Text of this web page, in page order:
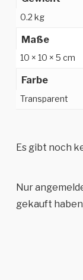
0.2 kg
Maße
10 × 10 × 5 cm
Farbe
Transparent
Es gibt noch
Nur
gekauft